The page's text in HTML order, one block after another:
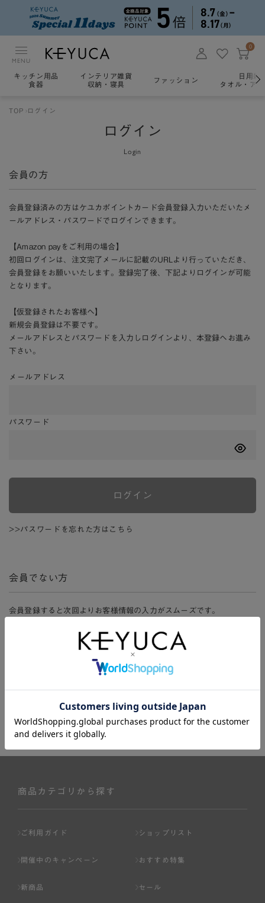
MENU
0
キッチン用品
食器
インテリア雑貨
収納・寝具
ファッション
日用雑
タオル・ア
TOP ログイン
ログイン
Login
会員の方
会員登録済みの方はケユカポイントカード会員登録入力いただいたメ
ールアドレス・パスワードでログインできます。
【Amazon payをご利用の場合】
初回ログインは、注文完了メールに記載のURLより行っていただき、
会員登録をお願いいたします。登録完了後、下記よりログインが可能
となります。
【仮登録されたお客様へ】
新規会員登録は不要です。
メールアドレスとパスワードを入力しログインより、本登録へお進み
下さい。
メールアドレス
パスワード
ログイン
>>パスワードを忘れた方はこちら
会員でない方
会員登録すると次回よりお客様情報の入力がスムーズです。
ージ、購入履歴をご利用いただけます。
商品カテゴリから探す
ご利用ガイド ショップリスト
開催中のキャンペーン おすすめ特集
新商品 セール